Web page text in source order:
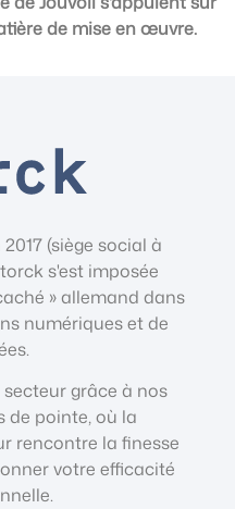
de mise en œuvre.
(siège social à
s'est imposée
» allemand dans
numériques et de
grâce à nos
de pointe, où la
rencontre la finesse
votre efficacité